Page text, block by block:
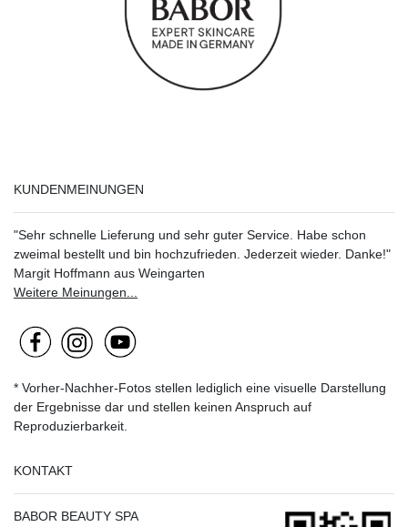
KUNDENMEINUNGEN
"Sehr schnelle Lieferung und sehr guter Service. Habe schon
zweimal bestellt und bin hochzufrieden. Jederzeit wieder. Danke!"
Margit Hoffmann aus Weingarten
Weitere Meinungen...
* Vorher-Nachher-Fotos stellen lediglich eine visuelle Darstellung
der Ergebnisse dar und stellen keinen Anspruch auf
Reproduzierbarkeit.
KONTAKT
BABOR BEAUTY SPA